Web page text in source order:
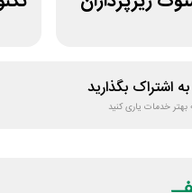
اشتراک بگذارید
بهتر خدمات یاری کنید